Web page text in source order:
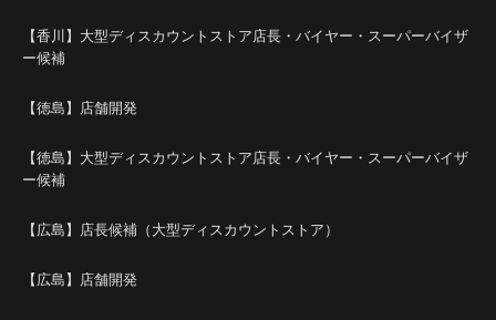
【香川】大型ディスカウントストア店長・バイヤー・スーパーバイザ
ー候補
【徳島】店舗開発
【徳島】大型ディスカウントストア店長・バイヤー・スーパーバイザ
ー候補
【広島】店長候補（大型ディスカウントストア）
【広島】店舗開発